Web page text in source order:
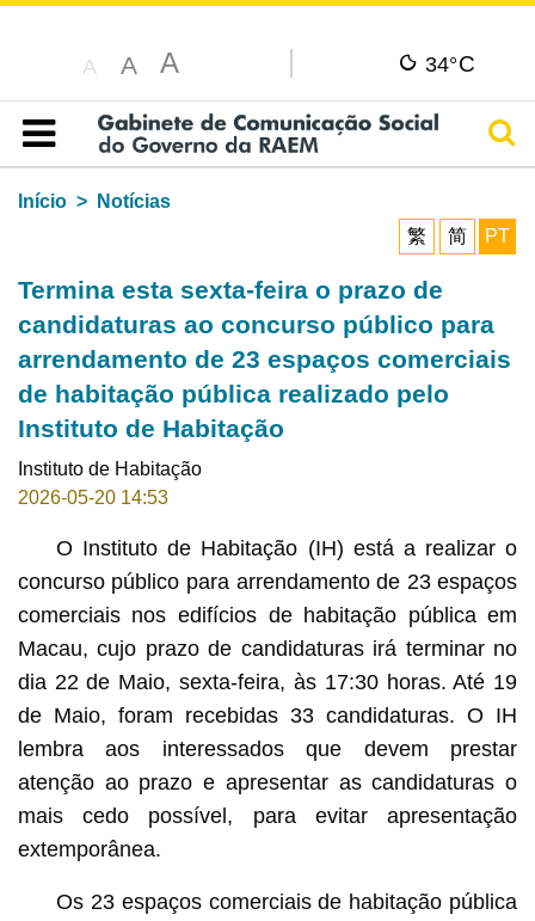
A A A 34°C
Índice
Início
Notícias
繁
简 PT
Termina esta sexta-feira o prazo de
candidaturas ao concurso público para
arrendamento de 23 espaços comerciais
de habitação pública realizado pelo
Instituto de Habitação
Instituto de Habitação
2026-05-20 14:53
O Instituto de Habitação (IH) está a realizar o
concurso público para arrendamento de 23 espaços
comerciais nos edifícios de habitação pública em
Macau, cujo prazo de candidaturas irá terminar no
dia 22 de Maio, sexta-feira, às 17:30 horas. Até 19
de Maio, foram recebidas 33 candidaturas. O IH
lembra aos interessados que devem prestar
atenção ao prazo e apresentar as candidaturas o
mais cedo possível, para evitar apresentação
extemporânea.
Os 23 espaços comerciais de habitação pública